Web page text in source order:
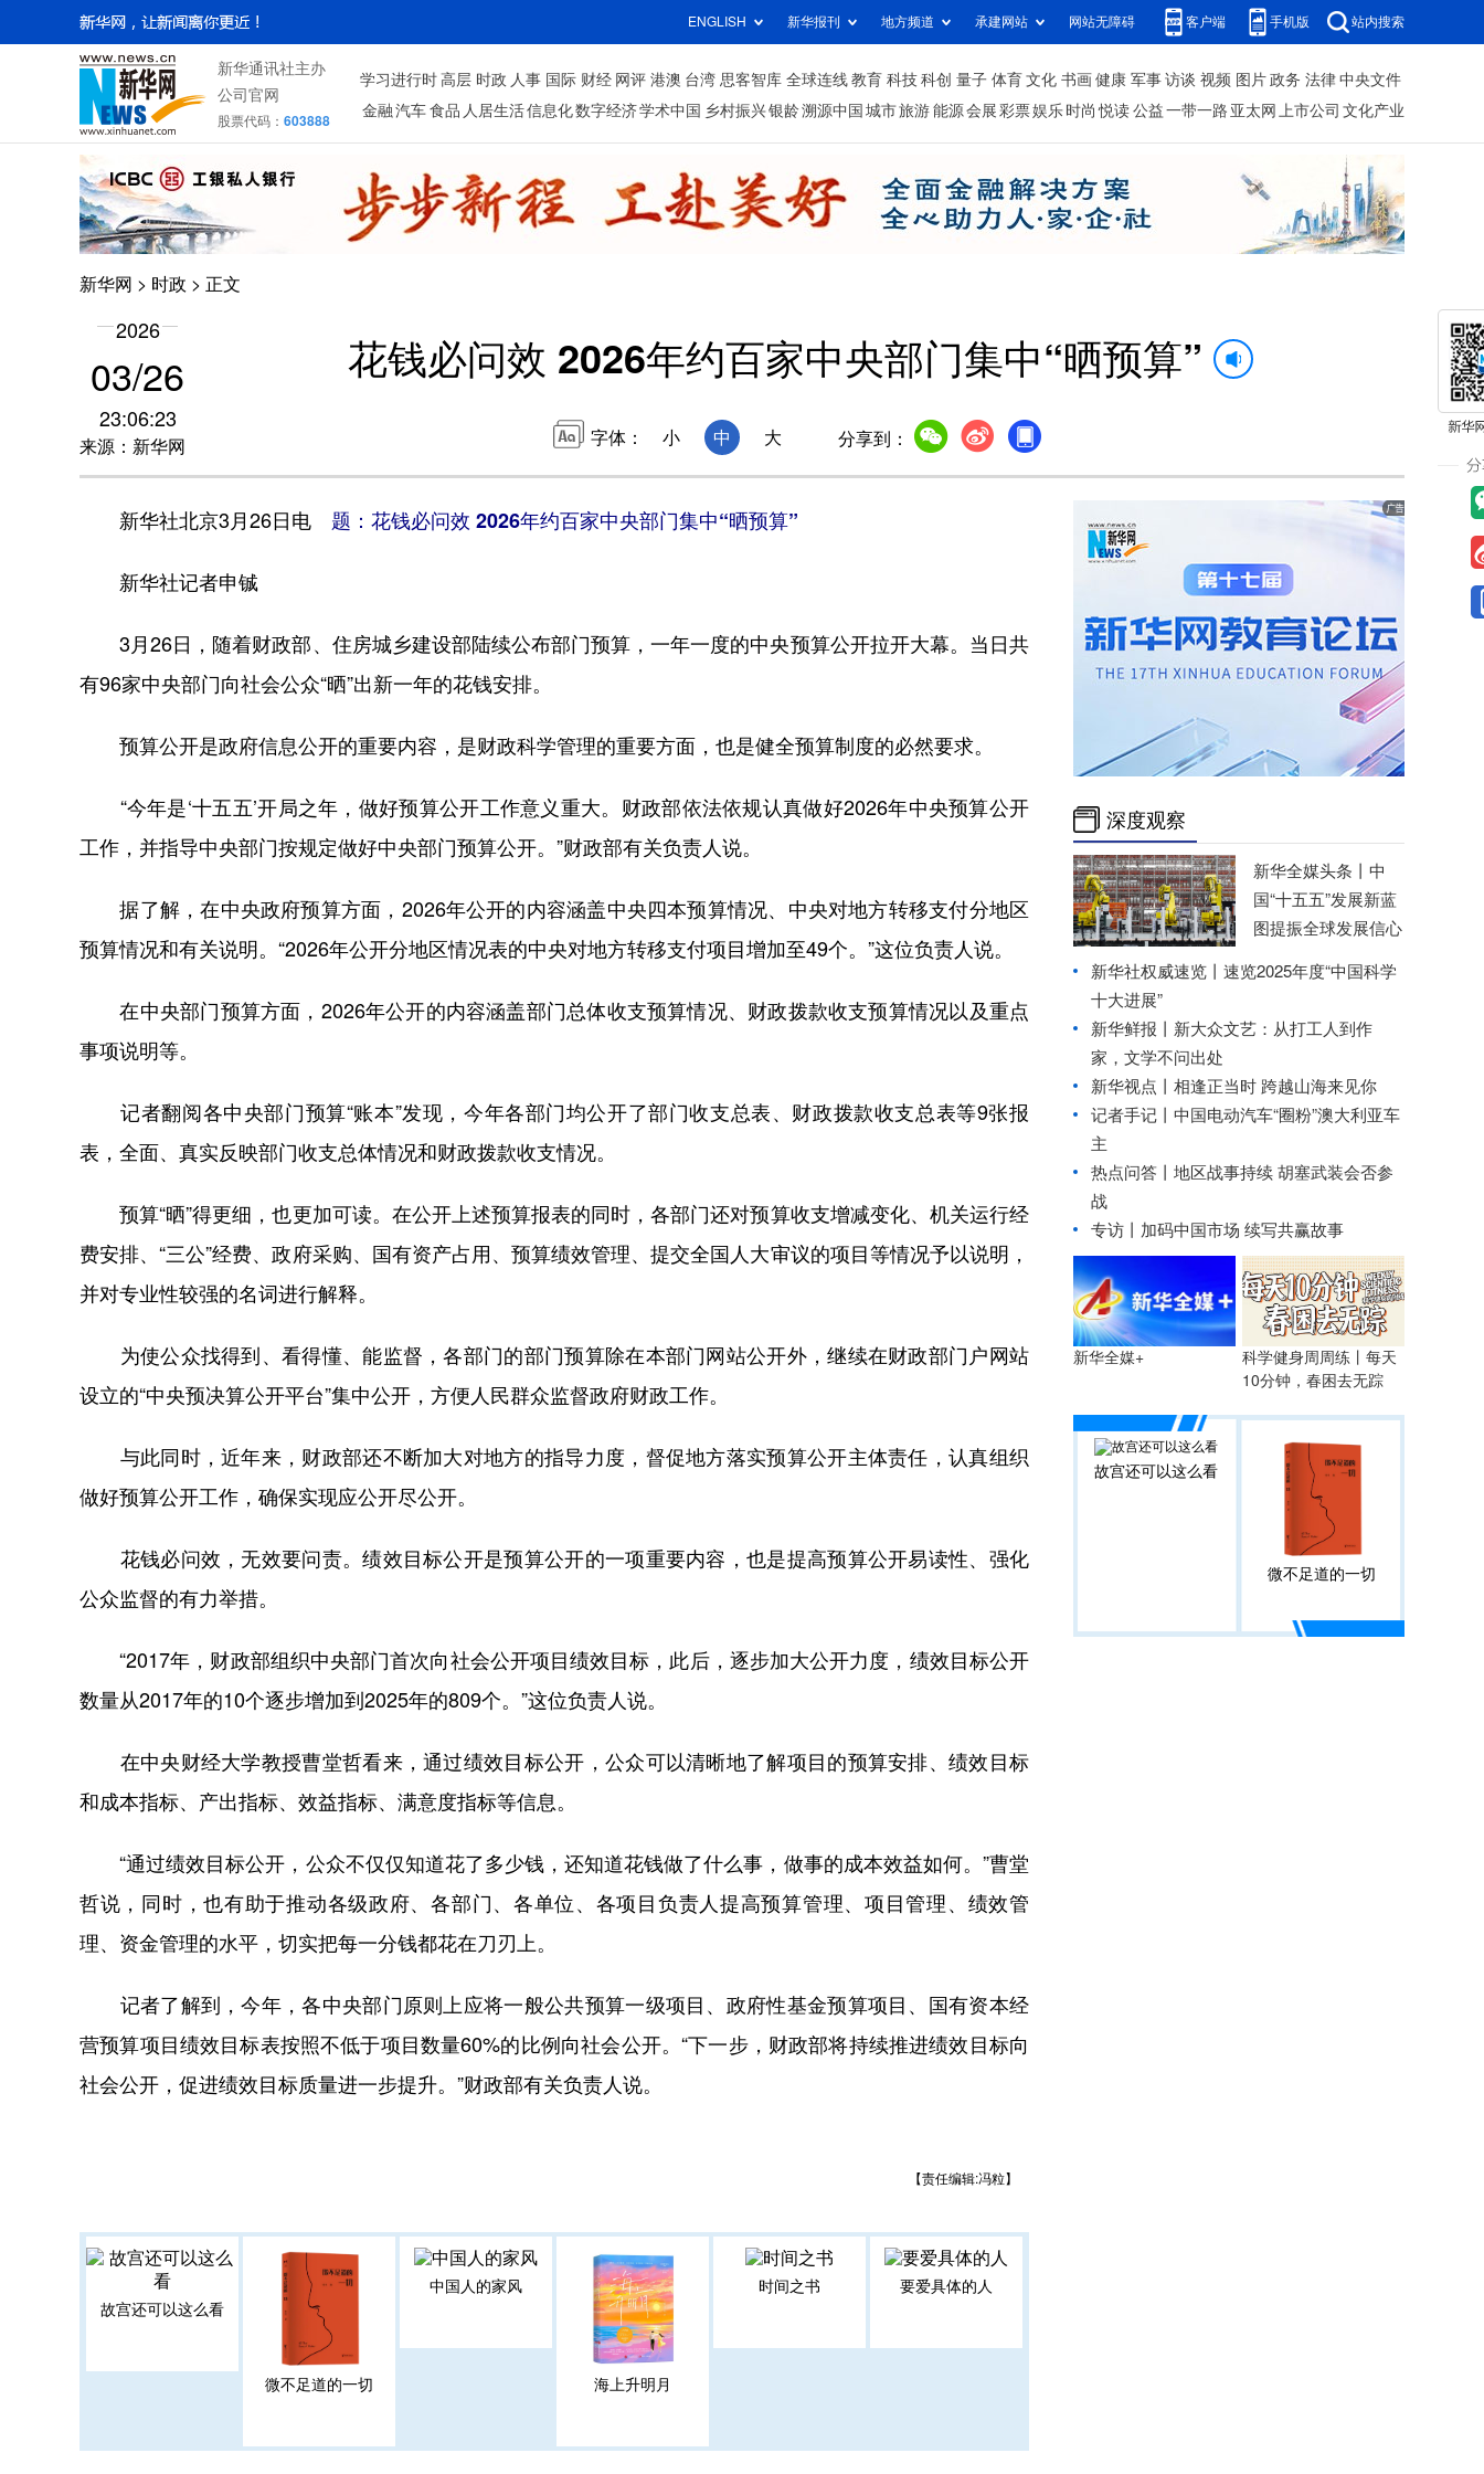
ENGLISH 新华报刊 地方频道 承建网站 网站无障碍 客户端 手机版 站内搜索
新华通讯社主办
公司官网
股票代码： 603888
学习进行时 高层 时政 人事 国际 财经 网评 港澳 台湾 思客智库 全球连线 教育 科技 科创 量子 体育 文化 书画 健康 军事 访谈 视频 图片 政务 法律 中央文件
金融 汽车 食品 人居生活信息化数字经济学术中国 乡村振兴银龄溯源中国 城市旅游 能源 会展 彩票娱乐 时尚 悦读 公益 一带一路 亚太网 上市公司 文化产业
新华网 > 时政 > 正文
2026
03/26
23:06:23
来源：新华网
花钱必问效 2026年约百家中央部门集中“晒预算”
字体： 小 中 大 分享到：
新华社北京3月26日电 题：花钱必问效 2026年约百家中央部门集中“晒预算”
新华社记者申铖
3月26日，随着财政部、住房城乡建设部陆续公布部门预算，一年一度的中央预算公开拉开大幕。当日共
有96家中央部门向社会公众“晒”出新一年的花钱安排。
预算公开是政府信息公开的重要内容，是财政科学管理的重要方面，也是健全预算制度的必然要求。
“今年是‘十五五’开局之年，做好预算公开工作意义重大。财政部依法依规认真做好2026年中央预算公开
工作，并指导中央部门按规定做好中央部门预算公开。”财政部有关负责人说。
据了解，在中央政府预算方面，2026年公开的内容涵盖中央四本预算情况、中央对地方转移支付分地区
预算情况和有关说明。“2026年公开分地区情况表的中央对地方转移支付项目增加至49个。”这位负责人说。
在中央部门预算方面，2026年公开的内容涵盖部门总体收支预算情况、财政拨款收支预算情况以及重点
事项说明等。
记者翻阅各中央部门预算“账本”发现，今年各部门均公开了部门收支总表、财政拨款收支总表等9张报
表，全面、真实反映部门收支总体情况和财政拨款收支情况。
预算“晒”得更细，也更加可读。在公开上述预算报表的同时，各部门还对预算收支增减变化、机关运行经
费安排、“三公”经费、政府采购、国有资产占用、预算绩效管理、提交全国人大审议的项目等情况予以说明，
并对专业性较强的名词进行解释。
为使公众找得到、看得懂、能监督，各部门的部门预算除在本部门网站公开外，继续在财政部门户网站
设立的“中央预决算公开平台”集中公开，方便人民群众监督政府财政工作。
与此同时，近年来，财政部还不断加大对地方的指导力度，督促地方落实预算公开主体责任，认真组织
做好预算公开工作，确保实现应公开尽公开。
花钱必问效，无效要问责。绩效目标公开是预算公开的一项重要内容，也是提高预算公开易读性、强化
公众监督的有力举措。
“2017年，财政部组织中央部门首次向社会公开项目绩效目标，此后，逐步加大公开力度，绩效目标公开
数量从2017年的10个逐步增加到2025年的809个。”这位负责人说。
在中央财经大学教授曹堂哲看来，通过绩效目标公开，公众可以清晰地了解项目的预算安排、绩效目标
和成本指标、产出指标、效益指标、满意度指标等信息。
“通过绩效目标公开，公众不仅仅知道花了多少钱，还知道花钱做了什么事，做事的成本效益如何。”曹堂
哲说，同时，也有助于推动各级政府、各部门、各单位、各项目负责人提高预算管理、项目管理、绩效管
理、资金管理的水平，切实把每一分钱都花在刀刃上。
记者了解到，今年，各中央部门原则上应将一般公共预算一级项目、政府性基金预算项目、国有资本经
营预算项目绩效目标表按照不低于项目数量60%的比例向社会公开。“下一步，财政部将持续推进绩效目标向
社会公开，促进绩效目标质量进一步提升。”财政部有关负责人说。
【责任编辑:冯粒】
故宫还可以这么看
微不足道的一切
中国人的家风
海上升明月
时间之书 要爱具体的人
深度观察
新华全媒头条丨 中
国“十五五”发展新蓝
图提振全球发展信心
新华社权威速览丨速览2025年度“中国科学
十大进展”
新华鲜报丨新大众文艺：从打工人到作
家，文学不问出处
新华视点丨 相逢正当时 跨越山海来见你
记者手记丨中国电动汽车“圈粉”澳大利亚车
主
热点问答丨地区战事持续 胡塞武装会否参
战
专访丨加码中国市场 续写共赢故事
新华全媒+
科学健身周周练丨每天
10分钟，春困去无踪
故宫还可以这么看
微不足道的一切